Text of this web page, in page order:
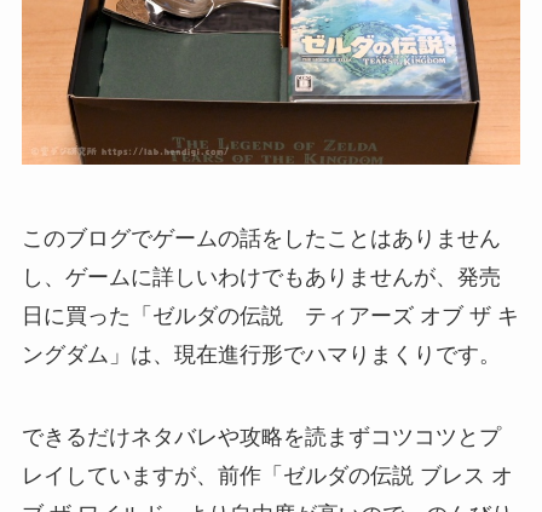
このブログでゲームの話をしたことはありません
し、ゲームに詳しいわけでもありませんが、発売
日に買った「ゼルダの伝説 ティアーズ オブ ザ キ
ングダム」は、現在進行形でハマりまくりです。
できるだけネタバレや攻略を読まずコツコツとプ
レイしていますが、前作「ゼルダの伝説 ブレス オ